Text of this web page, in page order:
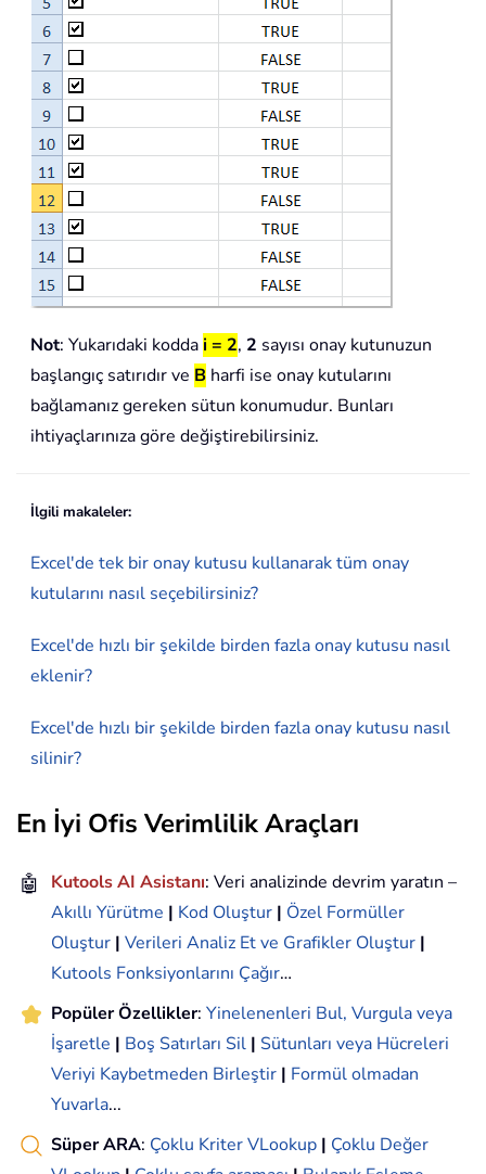
Not: Yukarıdaki kodda i = 2, 2 sayısı onay kutunuzun
başlangıç satırıdır ve B harfi ise onay kutularını
bağlamanız gereken sütun konumudur. Bunları
ihtiyaçlarınıza göre değiştirebilirsiniz.
İlgili makaleler:
Excel'de tek bir onay kutusu kullanarak tüm onay
kutularını nasıl seçebilirsiniz?
Excel'de hızlı bir şekilde birden fazla onay kutusu nasıl
eklenir?
Excel'de hızlı bir şekilde birden fazla onay kutusu nasıl
silinir?
En İyi Ofis Verimlilik Araçları
🤖 Kutools AI Asistanı: Veri analizinde devrim yaratın –
Akıllı Yürütme | Kod Oluştur | Özel Formüller
Oluştur | Verileri Analiz Et ve Grafikler Oluştur |
Kutools Fonksiyonlarını Çağır…
Popüler Özellikler: Yinelenenleri Bul, Vurgula veya
İşaretle | Boş Satırları Sil | Sütunları veya Hücreleri
Veriyi Kaybetmeden Birleştir | Formül olmadan
Yuvarla...
Süper ARA: Çoklu Kriter VLookup | Çoklu Değer